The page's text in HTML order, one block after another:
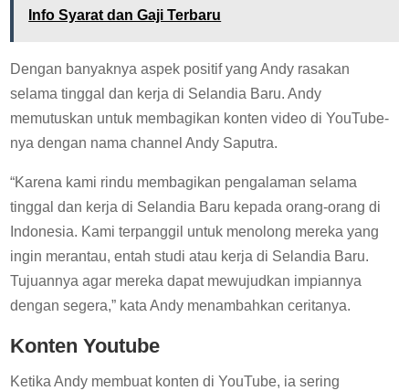
Info Syarat dan Gaji Terbaru
Dengan banyaknya aspek positif yang Andy rasakan
selama tinggal dan kerja di Selandia Baru. Andy
memutuskan untuk membagikan konten video di YouTube-
nya dengan nama channel Andy Saputra.
“Karena kami rindu membagikan pengalaman selama
tinggal dan kerja di Selandia Baru kepada orang-orang di
Indonesia. Kami terpanggil untuk menolong mereka yang
ingin merantau, entah studi atau kerja di Selandia Baru.
Tujuannya agar mereka dapat mewujudkan impiannya
dengan segera,” kata Andy menambahkan ceritanya.
Konten Youtube
Ketika Andy membuat konten di YouTube, ia sering